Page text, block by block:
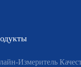
Измеритель